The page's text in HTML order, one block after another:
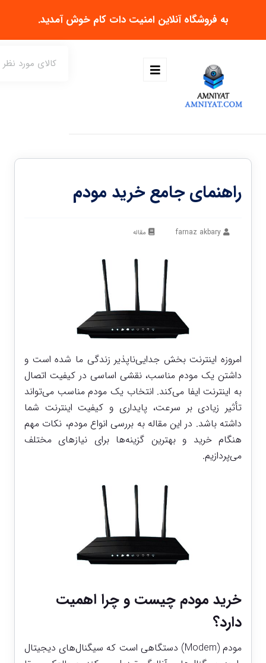
به فروشگاه آنلاین امنیت دات کام خوش آمدید.
راهنمای جامع خرید مودم
farnaz akbary مقاله
امروزه اینترنت بخش جدایی‌ناپذیر زندگی ما شده است و
داشتن یک مودممناسب، نقشی اساسی در کیفیت اتصال
به اینترنت ایفا می‌کند. انتخاب یک مودم مناسب می‌تواند
تأثیر زیادی بر سرعت، پایداری و کیفیت اینترنت شما
داشته باشد. در این مقاله به بررسی انواع مودم، نکات مهم
هنگام خرید و بهترین گزینه‌ها برای نیازهای مختلف
می‌پردازیم.
خرید مودم چیست و چرا اهمیت
دارد؟
مودم (Modem) دستگاهی است که سیگنال‌های دیجیتال